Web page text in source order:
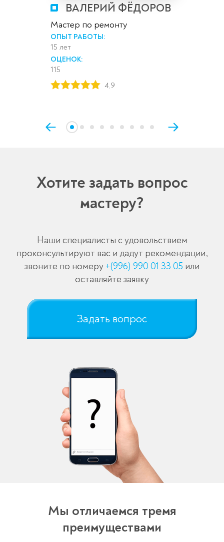
ВАЛЕРИЙ ФЁДОРОВ
Мастер по ремонту
ОПЫТ РАБОТЫ:
15 лет
ОЦЕНОК:
115
4,9
Хотите задать вопрос
мастеру?
Наши специалисты с удовольствием
проконсультируют вас и дадут рекомендации,
звоните по номеру +(996) 990 01 33 05 или
оставляйте заявку
Задать вопрос
Мы отличаемся тремя
преимуществами
Оставьте заявку